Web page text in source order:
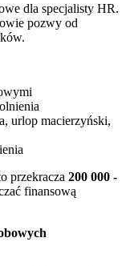
dla specjalisty HR.
pozwy od
urlop macierzyński,
przekracza 200 000 -
finansową